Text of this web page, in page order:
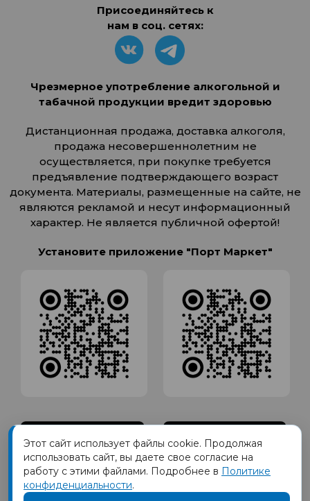
Присоединяйтесь к
нам в соц. сетях:
Чрезмерное употребление алкогольной и
табачной продукции вредит здоровью
Дистанционная продажа, доставка алкоголя,
продажа несовершеннолетним не
осуществляется, при покупке требуется
предъявление подтверждающего возраст
документа. Материалы, размещенные на сайте, не
являются рекламой и несут информационный
характер. Не является публичной офертой!
Установите приложение "Порт Маркет"
Товарный знак ПОРТ принадлежит Обществу с Ограниченной
ответственностью СИГМАТОРГ, ОГРН 1191690035570, ИНН 1655417189
Этот сайт использует файлы cookie. Продолжая
использовать сайт, вы даете свое согласие на
работу с этими файлами. Подробнее в Политике
конфиденциальности.